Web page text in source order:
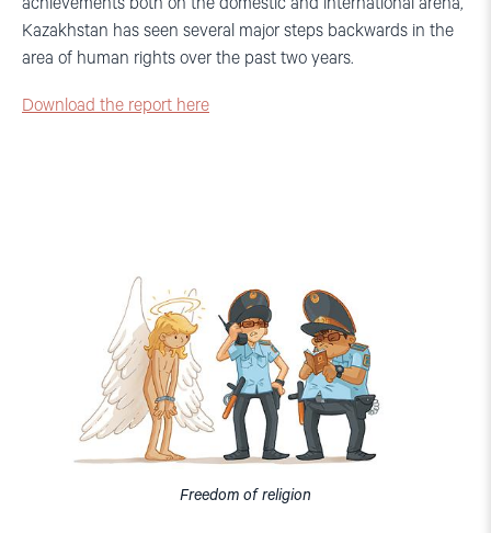
Kazakhstan has seen several major steps backwards in the
area of human rights over the past two years.
Download the report here
Freedom of religion